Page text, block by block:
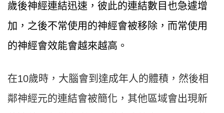
歲後神經連結迅速，彼此的連結數目也急遽增
加，之後不常使用的神經會被移除，而常使用
的神經會效能會越來越高。
在10歲時，大腦會到達成年人的體積，然後相
鄰神經元的連結會被簡化，其他區域會出現新